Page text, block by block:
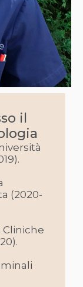
il
(2020-
Cliniche